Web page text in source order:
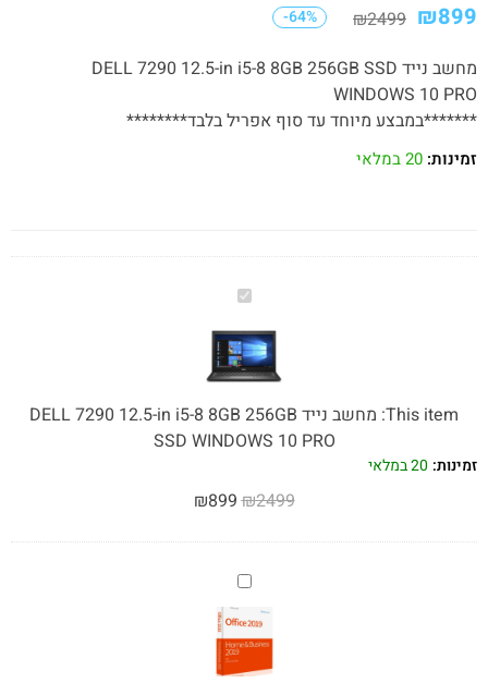
₪899
₪2499
-64%
מחשב נייד DELL 7290 12.5-in i5-8 8GB 256GB SSD
WINDOWS 10 PRO
*******במבצע מיוחד עד סוף אפריל בלבד********
זמינות: 20 במלאי
מחשב
נייד
DELL
7290
12.5-
in
i5-
8GB
WINDOWS
10
PRO
This item:
מחשב נייד DELL 7290 12.5-in i5-8 8GB 256GB
SSD WINDOWS 10 PRO
זמינות: 20 במלאי
₪2499
₪899
אופיס
2019
לבית
ולעסק